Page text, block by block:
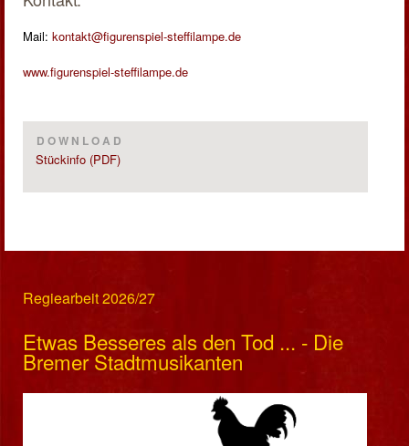
Mail: kontakt@figurenspiel-steffilampe.de
www.figurenspiel-steffilampe.de
DOWNLOAD
Stückinfo (PDF)
Regiearbeit 2026/27
Etwas Besseres als den Tod ... - Die
Bremer Stadtmusikanten